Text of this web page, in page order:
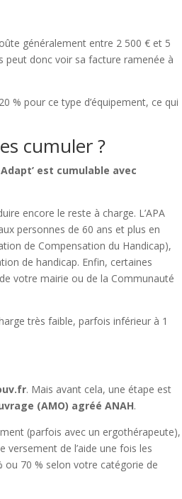
généralement entre 2 500 € et 5
peut donc voir sa facture ramenée à
% pour ce type d’équipement, ce qui
cumuler ?
est cumulable avec
encore le reste à charge. L’APA
personnes de 60 ans et plus en
de Compensation du Handicap),
de handicap. Enfin, certaines
votre mairie ou de la Communauté
très faible, parfois inférieur à 1
. Mais avant cela, une étape est
(AMO) agréé ANAH.
(parfois avec un ergothérapeute),
de l’aide une fois les
ou 70 % selon votre catégorie de